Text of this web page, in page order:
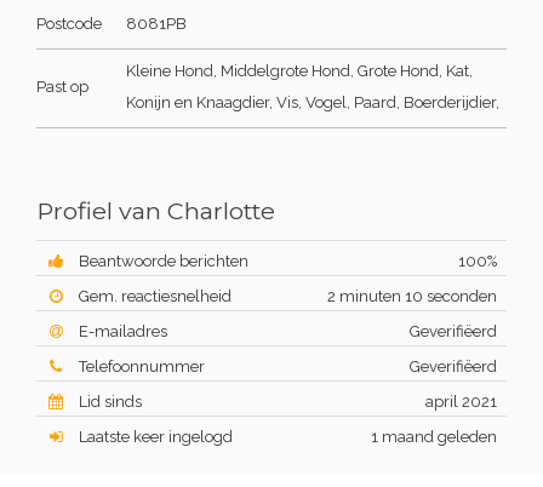
Postcode
8081PB
Past op
Kleine Hond, Middelgrote Hond, Grote Hond, Kat,
Konijn en Knaagdier, Vis, Vogel, Paard, Boerderijdier,
Profiel van Charlotte
Beantwoorde berichten
100%
Gem. reactiesnelheid
2 minuten 10 seconden
E-mailadres
Geverifiëerd
Telefoonnummer
Geverifiëerd
Lid sinds
april 2021
Laatste keer ingelogd
1 maand geleden